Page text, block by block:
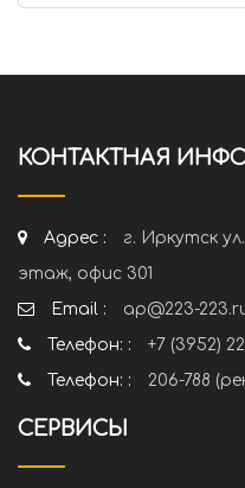
КОНТАКТНАЯ
Адрес :
г. Иркутск
этаж, офис 301
Email :
ap@223-
Телефон: :
+7 (3952)
Телефон: :
206-788
СЕРВИСЫ